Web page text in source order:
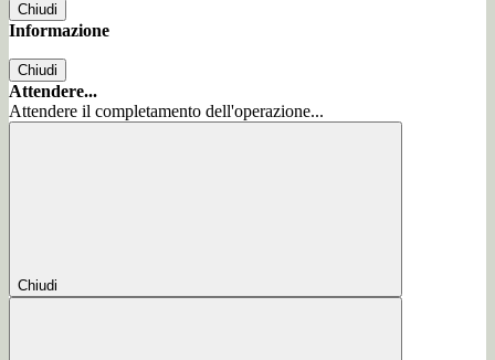
Chiudi
Informazione
Chiudi
Attendere...
Attendere il completamento dell'operazione...
Chiudi